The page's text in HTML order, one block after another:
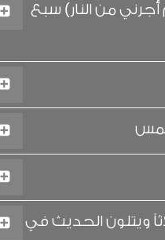
من النار) سبع
ويتلون الحديث في